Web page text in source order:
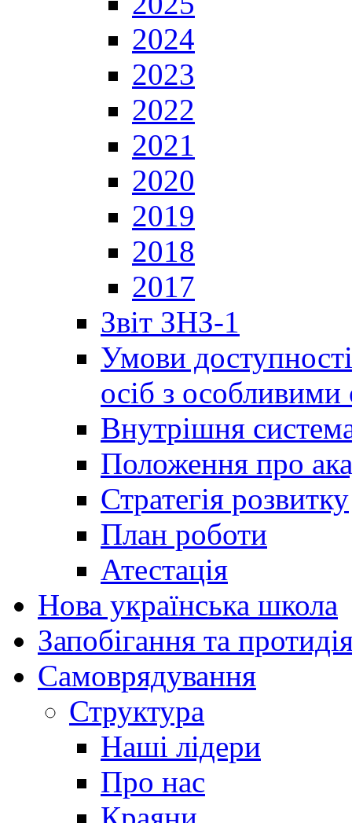
2024
2023
2022
2021
2020
2019
2018
2017
Звіт ЗНЗ-1
Умови
осіб з особливими
Внутрішня
Положення про
Стратегія розвитку
План роботи
Атестація
Нова українська школа
Запобігання та
Cамоврядування
Структура
Наші лідери
Про нас